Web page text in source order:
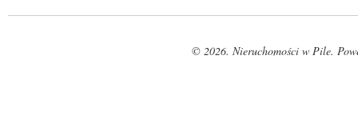
© 2026. Nieruchomości w Pile.